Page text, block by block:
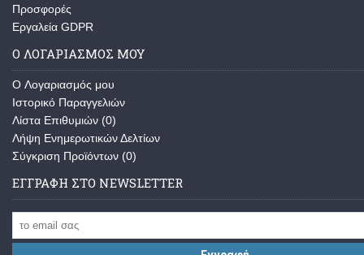
Προσφορές
Εργαλεία GDPR
Ο ΛΟΓΑΡΙΑΣΜΌΣ ΜΟΥ
O Λογαριασμός μου
Ιστορικό Παραγγελιών
Λίστα Επιθυμιών (0)
Λήψη Ενημερωτικών Δελτίων
Σύγκριση Προϊόντων (0)
ΕΓΓΡΑΦΉ ΣΤΟ NEWSLETTER